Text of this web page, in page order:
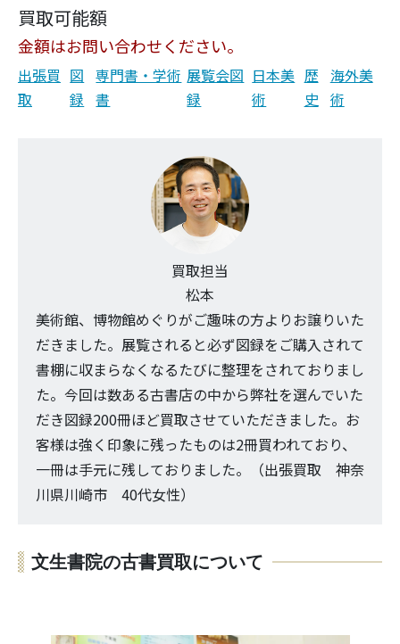
買取可能額
金額はお問い合わせください。
出張買
取
図
録
専門書・学術
書
展覧会図
録
日本美
術
歴
史
海外美
術
買取担当
松本
美術館、博物館めぐりがご趣味の方よりお譲りいた
だきました。展覧されると必ず図録をご購入されて
書棚に収まらなくなるたびに整理をされておりまし
た。今回は数ある古書店の中から弊社を選んでいた
だき図録200冊ほど買取させていただきました。お
客様は強く印象に残ったものは2冊買われており、
一冊は手元に残しておりました。（出張買取 神奈
川県川崎市 40代女性）
文生書院の古書買取について